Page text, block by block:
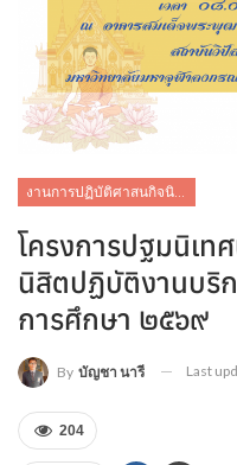
โครงการปฐมนิเ
นิสิตปฏิบัติงานบริ
การศึกษา ๒๕๖๙
By บัญชา นารี Last
204